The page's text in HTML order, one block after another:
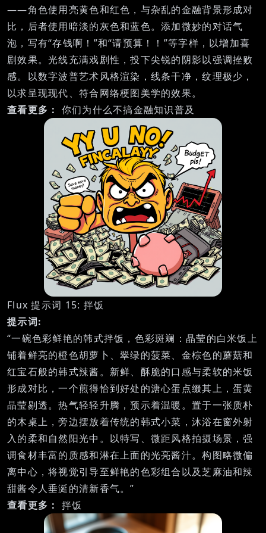
——角色使用亮黄色和红色，与杂乱的金融背景形成对
比，后者使用暗淡的灰色和蓝色。添加微妙的对话气
泡，写有“存钱啊！”和“请预算！！”等字样，以增加喜
剧效果。光线充满戏剧性，投下尖锐的阴影以强调挫败
感。以数字波普艺术风格渲染，线条干净，纹理极少，
以求呈现现代、符合网络梗图美学的效果。
查看更多： 你们为什么不搞金融知识普及
Flux 提示词 15: 拌饭
提示词:
“一碗色彩鲜艳的韩式拌饭，色彩斑斓：晶莹的白米饭上
铺着鲜亮的橙色胡萝卜、翠绿的菠菜、金棕色的蘑菇和
红宝石般的韩式辣酱。新鲜、酥脆的口感与柔软的米饭
形成对比，一个煎得恰到好处的溏心蛋点缀其上，蛋黄
晶莹剔透。热气轻轻升腾，预示着温暖。置于一张质朴
的木桌上，旁边摆放着传统的韩式小菜，沐浴在窗外射
入的柔和自然阳光中。以特写、微距风格拍摄场景，强
调食材丰富的质感和淋在上面的光亮酱汁。构图略微偏
离中心，将视觉引导至鲜艳的色彩组合以及芝麻油和辣
甜酱令人垂涎的清新香气。”
查看更多： 拌饭